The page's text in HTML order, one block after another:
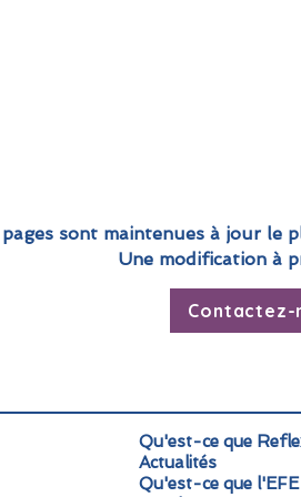
pages sont maintenues à jour le
Une modification à
Contactez-
Qu'est-ce que
Actualités
Qu'est-ce que l'EFE